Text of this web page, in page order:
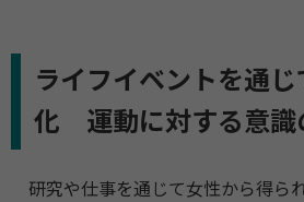
ライフイベントを通
化 運動に対する意識
研究や仕事を通じて女性から得ら